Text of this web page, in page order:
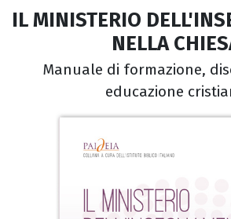
IL MINISTERIO
NELLA
Manuale di formazione,
educazione